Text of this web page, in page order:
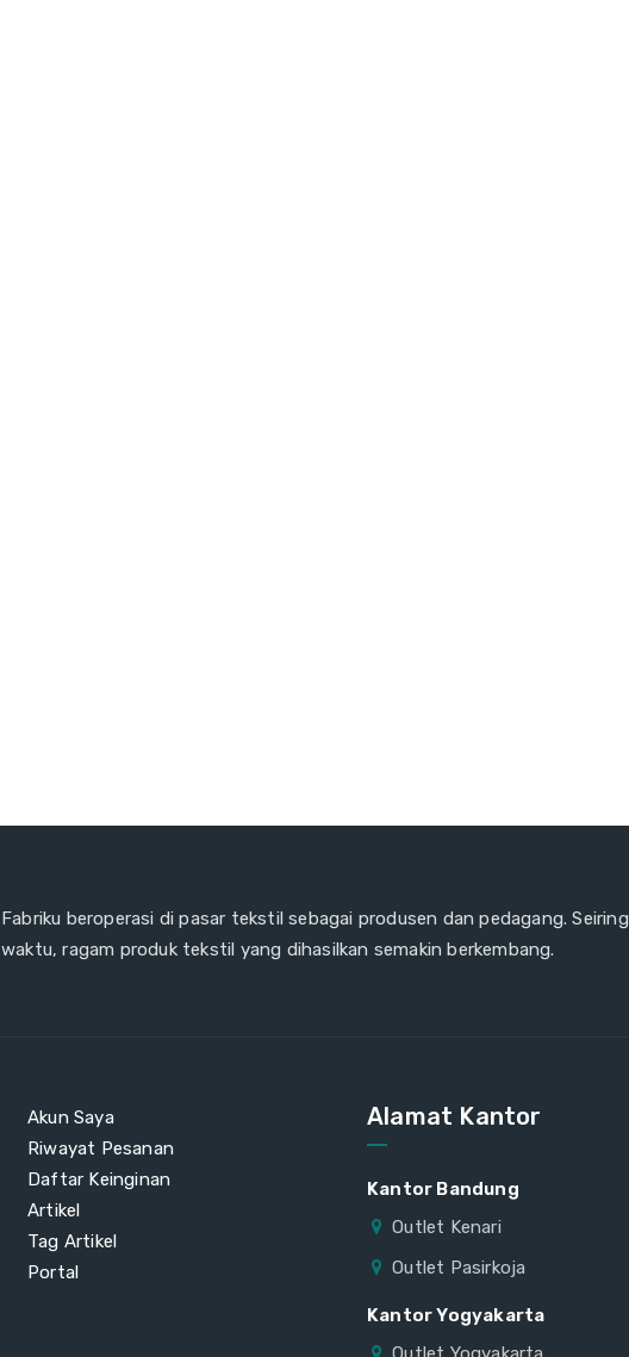
Fabriku beroperasi di pasar tekstil sebagai produsen dan pedagang. Seiring
waktu, ragam produk tekstil yang dihasilkan semakin berkembang.
Akun Saya
Riwayat Pesanan
Daftar Keinginan
Artikel
Tag Artikel
Portal
Alamat Kantor
Kantor Bandung
Outlet Kenari
Outlet Pasirkoja
Kantor Yogyakarta